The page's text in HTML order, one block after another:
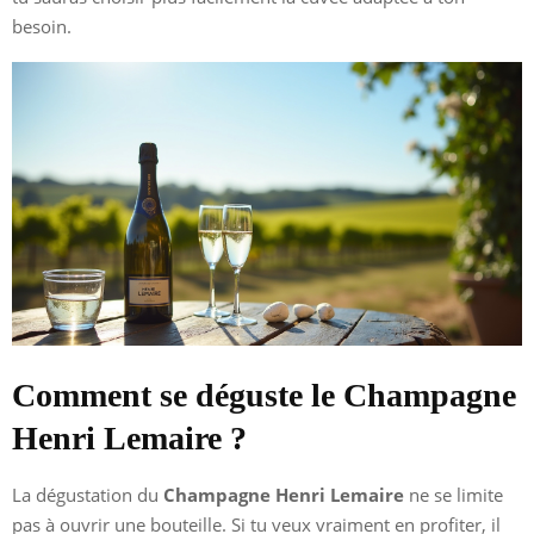
besoin.
Comment se déguste le Champagne
Henri Lemaire ?
La dégustation du Champagne Henri Lemaire ne se limite
pas à ouvrir une bouteille. Si tu veux vraiment en profiter, il